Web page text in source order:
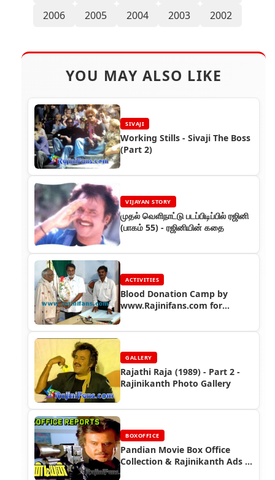
2006
2005 2004 2003 2002
YOU MAY ALSO LIKE
SIVAJI
Working Stills - Sivaji The Boss
(Part 2)
VIJAYAN STORY
முதல் வெளிநாட்டு படப்பிடிப்பில் ரஜினி
(பாகம் 55) - ரஜினியின் கதை
ACTIVITIES
Blood Donation Camp by
www.Rajinifans.com for
GALLERY
Rajathi Raja (1989) - Part 2 -
Rajinikanth Photo Gallery
BOXOFFICE
Pandian Movie Box Office
Collection & Rajinikanth Ads |